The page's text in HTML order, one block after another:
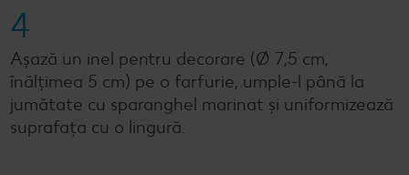
4
Așază un inel pentru decorare (Ø 7,5 cm,
înălțimea 5 cm) pe o farfurie, umple-l până la
jumătate cu sparanghel marinat și uniformizează
suprafața cu o lingură.